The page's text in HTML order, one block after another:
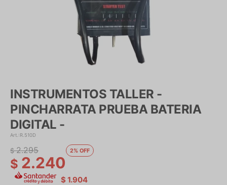
INSTRUMENTOS TALLER -
PINCHARRATA PRUEBA BATERIA
DIGITAL -
R.510D
$ 2.240
$ 2.295 2
$ 1.904